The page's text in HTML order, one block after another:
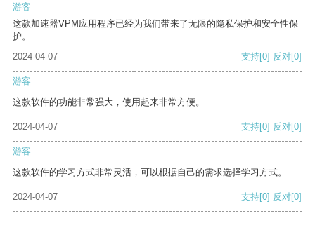
游客
这款加速器VPM应用程序已经为我们带来了无限的隐私保护和安全性保
护。
2024-04-07
支持[0] 反对[0]
游客
这款软件的功能非常强大，使用起来非常方便。
2024-04-07 支持[0] 反对[0]
游客
这款软件的学习方式非常灵活，可以根据自己的需求选择学习方式。
2024-04-07 支持[0] 反对[0]